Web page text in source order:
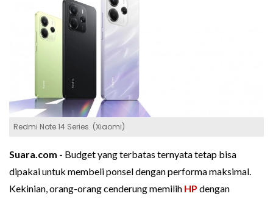
Redmi Note 14 Series. (Xiaomi)
Suara.com - Budget yang terbatas ternyata tetap bisa
dipakai untuk membeli ponsel dengan performa maksimal.
Kekinian, orang-orang cenderung memilih HP dengan